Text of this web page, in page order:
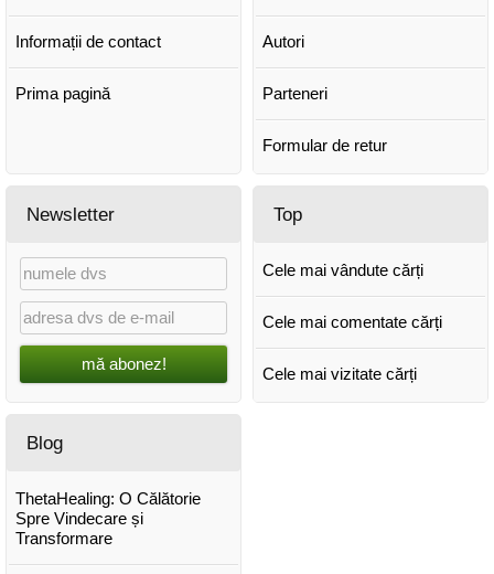
Informații de contact
Prima pagină
Autori
Parteneri
Formular de retur
Newsletter
mă abonez!
Top
Cele mai vândute cărți
Cele mai comentate cărți
Cele mai vizitate cărți
Blog
ThetaHealing: O Călătorie
Spre Vindecare și
Transformare